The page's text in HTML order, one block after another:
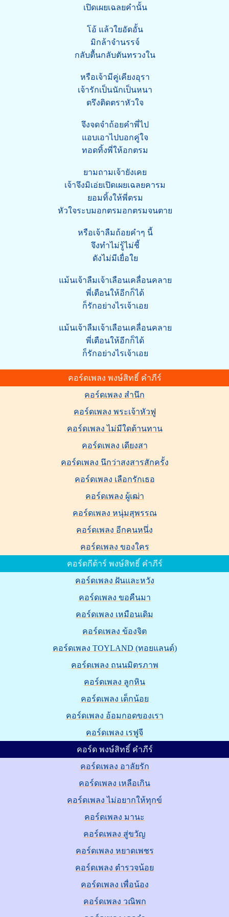
เปิดเผยเฉลยคำนั้น
โอ้ แล้วใยอัดอั้น
มิกล้าจำนรรจ์
กลับตื้นกลับตันทรวงใน
หรือเจ้ามีคู่เคียงอุรา
เจ้ารักเป็นนักเป็นหนา
ตรึงติดตราหัวใจ
จึงจดจำถ้อยคำพี่ไป
แอบเอาไปบอกคู่ใจ
ทอดทิ้งพี่ให้อกตรม
ยามถามเจ้ายังเคย
เจ้าจึงมิเอ่ยเปิดเผยเฉลยคารม
ยอมทิ้งให้พี่ตรม
หัวใจระบมอกตรมอกตรมจนตาย
หรือเจ้าลืมถ้อยคำๆ นี้
จึงทำไม่รู้ไม่ชี้
ดังไม่มีเยื่อใย
แม้นเจ้าลืมเจ้าเลือนเคลื่อนคลาย
พี่เตือนให้อีกก็ได้
ก็รักอย่างไรเจ้าเอย
แม้นเจ้าลืมเจ้าเลือนเคลื่อนคลาย
พี่เตือนให้อีกก็ได้
ก็รักอย่างไรเจ้าเอย
คอร์ดเพลง พงษ์สิทธิ์ คำภีร์
คอร์ดเพลง สำนึก
คอร์ดเพลง พระเจ้าหัวฟู
คอร์ดเพลง ไม่มีใดต้านทาน
คอร์ดเพลง เดียงสา
คอร์ดเพลง นึกว่าสงสารสักครั้ง
คอร์ดเพลง เลือกรักเธอ
คอร์ดเพลง ผู้เฒ่า
คอร์ดเพลง หนุ่มสุพรรณ
คอร์ดเพลง อีกคนหนึ่ง
คอร์ดเพลง ของใคร
คอร์ดกีต้าร์ พงษ์สิทธิ์ คำภีร์
คอร์ดเพลง ฝันและหวัง
คอร์ดเพลง ขอคืนมา
คอร์ดเพลง เหมือนเดิม
คอร์ดเพลง ข้องจิต
คอร์ดเพลง TOYLAND (ทอยแลนด์)
คอร์ดเพลง ถนนมิตรภาพ
คอร์ดเพลง ลูกหิน
คอร์ดเพลง เด็กน้อย
คอร์ดเพลง อ้อมกอดของเรา
คอร์ดเพลง เรฟูจี
คอร์ด พงษ์สิทธิ์ คำภีร์
คอร์ดเพลง อาลัยรัก
คอร์ดเพลง เหลือเกิน
คอร์ดเพลง ไม่อยากให้ทุกข์
คอร์ดเพลง มานะ
คอร์ดเพลง สู่ขวัญ
คอร์ดเพลง หยาดเพชร
คอร์ดเพลง ตำรวจน้อย
คอร์ดเพลง เพื่อน้อง
คอร์ดเพลง วณิพก